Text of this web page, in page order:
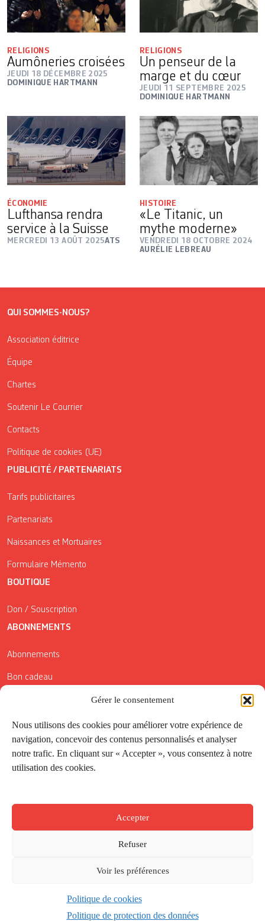
Gérer le consentement
Nous utilisons des cookies pour améliorer votre expérience de
navigation, concevoir des contenus personnalisés et analyser
notre trafic. En cliquant sur « Accepter », vous consentez à notre
utilisation des cookies.
Accepter
Refuser
Voir les préférences
Politique de cookies
Politique de protection des données
RELIGIONS
Aumôneries croisées
JEUDI 18 DÉCEMBRE 2025
DOMINIQUE HARTMANN
RELIGIONS
Un penseur de la
marge et du cœur
JEUDI 11 SEPTEMBRE 2025
DOMINIQUE HARTMANN
ÉCONOMIE
Lufthansa rendra
service à la Suisse
MERCREDI 13 AOÛT 2025ATS
HISTOIRE
«Le Titanic, un
mythe moderne»
VENDREDI 18 OCTOBRE 2024
AURÉLIE LEBREAU
QUI SOMMES-NOUS?
Association éditrice
Équipe
Chartes
Soutenir Le Courrier
Contacts
Politique de cookies (UE)
PUBLICITÉ / PARTENARIATS
Tarifs publicitaires
Partenariats
Naissances et Mortuaires
Formulaire Mémento
BOUTIQUE
Don / Souscription
ABONNEMENTS
Abonnements
Bon cadeau
Conditions générales de vente
Réductions de la Carte Côté Courrier
Application